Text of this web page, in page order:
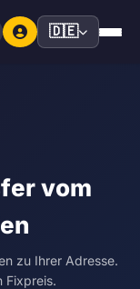
🇩🇪
vom
zu Ihrer Adresse.
Fixpreis.